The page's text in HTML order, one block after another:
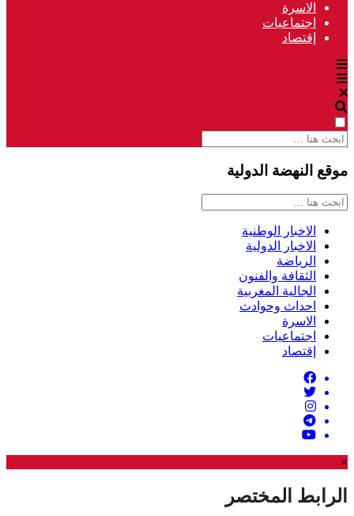
الاسرة
اجتماعيات
إقتصاد
موقع النهضة الدولية
الاخبار الوطنية
الاخبار الدولية
الرياضة
الثقافة والفنون
الجالية المغربية
احداث وحوادث
الاسرة
اجتماعيات
إقتصاد
×
الرابط المختصر